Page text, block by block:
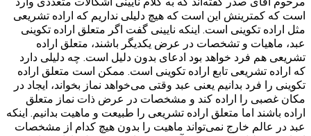
است که کمترینش این است که هیچ دلیلی نداریم که اراده تشریعی
مثل اراده تکوینی است. اینکه نایینی گفت اگر متعلق اراده تکوینی
عبد، ماهیات و تشخصات در عرض یکدیگر باشند، متعلق اراده
تشریعی هم فرد خواهد بود ادعای بدون دلیل است. چه دلیلی دارد
که اراده تشریعی تابع اراده تکوینی است. ممکن است متعلق اراده
تکوینی را فرد بدانیم یعنی عبد وقتی می‌خواهد نماز بخواند، ایجاد در
مکان غصبی را اراده کند و مشخصات در عرض ذات نماز متعلق
اراده باشند اما متعلق اراده تشریعی را طبیعت و ماهیت بدانیم. اینکه
عبد در عالم خارج نمی‌تواند ماهیت را بدون هیچ کدام از مشخصات